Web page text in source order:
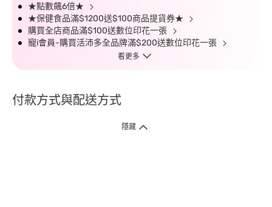
★點數飆6倍★
★保健食品滿$1200送$100商品提貨券★
購買全店商品滿$100送數位印花一張
寵i會員-購買活沛多全品牌滿$200送數位印花一張
看更多
付款方式與配送方式
隱藏